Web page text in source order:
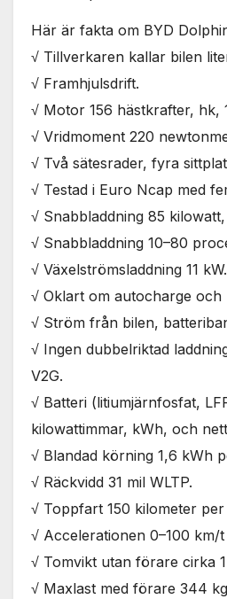
Här är fakta om BYD
√ Tillverkaren kallar bilen
√ Framhjulsdrift.
√ Motor 156 hästkrafter, hk,
√ Vridmoment 220
√ Två sätesrader, fyra
√ Testad i Euro Ncap med
√ Snabbladdning 85
√ Snabbladdning 10–80
√ Växelströmsladdning 11 kW.
√ Oklart om autocharge och
√ Ström från bilen,
√ Ingen dubbelriktad
V2G.
√ Batteri (litiumjärnfosfat,
kilowattimmar, kWh, och
√ Blandad körning 1,6 kWh
√ Räckvidd 31 mil WLTP.
√ Toppfart 150 kilometer
√ Accelerationen 0–100 km/t
√ Tomvikt utan förare cirka
√ Maxlast med förare 344